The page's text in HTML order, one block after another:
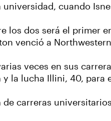
cuando
los dos será el primer
venció a
veces en sus
y la lucha Illini, 40, para
de carreras